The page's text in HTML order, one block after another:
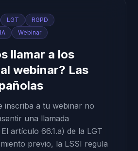
LGT
RGPD
Webinar
llamar a los
webinar? Las
inscriba a tu webinar no
una llamada
artículo 66.1.a) de la LGT
previo, la LSSI regula